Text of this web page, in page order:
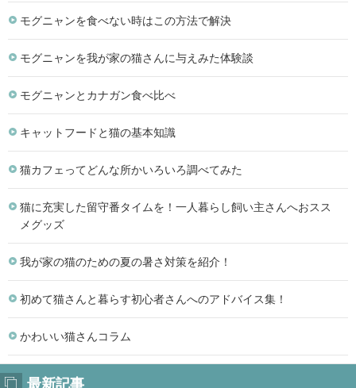
モグニャンを食べない時はこの方法で解決
モグニャンを我が家の猫さんに与えみた体験談
モグニャンとカナガン食べ比べ
キャットフードと猫の基本知識
猫カフェってどんな所かいろいろ調べてみた
猫に充実した留守番タイムを！一人暮らし飼い主さんへおスス
メグッズ
我が家の猫のための夏の暑さ対策を紹介！
初めて猫さんと暮らす初心者さんへのアドバイス集！
かわいい猫さんコラム
最新記事